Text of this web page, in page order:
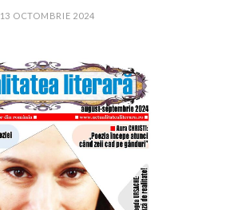
13 OCTOMBRIE 2024